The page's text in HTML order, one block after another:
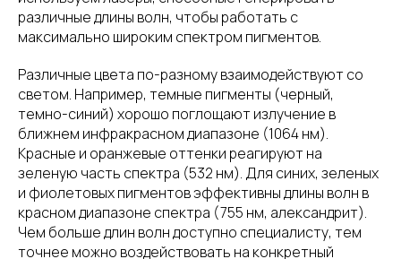
различные длины волн, чтобы работать с
максимально широким спектром пигментов.
Различные цвета по-разному взаимодействуют со
светом. Например, темные пигменты (черный,
темно-синий) хорошо поглощают излучение в
ближнем инфракрасном диапазоне (1064 нм).
Красные и оранжевые оттенки реагируют на
зеленую часть спектра (532 нм). Для синих, зеленых
и фиолетовых пигментов эффективны длины волн в
красном диапазоне спектра (755 нм, александрит).
Чем больше длин волн доступно специалисту, тем
точнее можно воздействовать на конкретный